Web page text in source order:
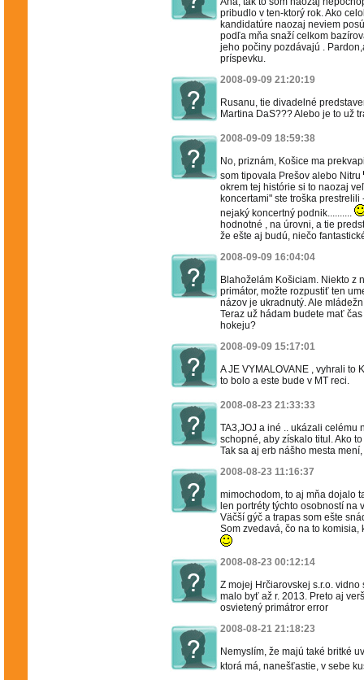
pribudlo v ten-ktorý rok. Ako
kandidatúre naozaj neviem
podľa mňa snaží celkom
jeho počiny pozdávajú .
príspevku.
2008-09-09 21:20:19
Rusanu, tie divadelné
Martina DaS??? Alebo je to už
2008-09-09 18:59:38
No, priznám, Košice ma
som tipovala Prešov alebo Nitru
okrem tej histórie si to naozaj
koncertami" ste troška
nejaký koncertný podnik..........
hodnotné , na úrovni, a tie
že ešte aj budú, niečo
2008-09-09 16:04:04
Blahoželám Košiciam. Niekto z
primátor, možte rozpustiť ten
názov je ukradnutý. Ale
Teraz už hádam budete mať
hokeju?
2008-09-09 15:17:01
A JE VYMALOVANE , vyhrali to
to bolo a este bude v MT reci.
2008-08-23 21:33:33
TA3,JOJ a iné .. ukázali celému
schopné, aby získalo titul. Ako
Tak sa aj erb nášho mesta
2008-08-23 11:16:37
mimochodom, to aj mňa dojalo
len portréty týchto osobností
Väčší gýč a trapas som ešte
Som zvedavá, čo na to
2008-08-23 00:12:14
Z mojej Hrčiarovskej s.r.o.
malo byť až r. 2013. Preto aj
osvietený primátror error
2008-08-21 21:18:23
Nemyslím, že majú také britké
ktorá má, nanešťastie, v sebe